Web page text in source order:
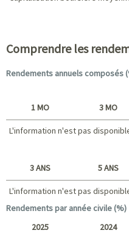
Comprendre les
Rendements annuels composés
1 MO 3 MO
L'information n'est pas
Long terme
3 ANS 5 ANS
L'information n'est pas
L'information n'est pas
Rendements par année civile (%)
2025 2024